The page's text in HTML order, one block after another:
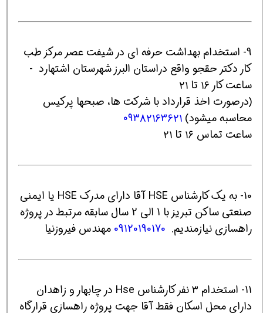
9- استخدام بهداشت حرفه ای در شیفت عصر مرکز طب
کار دکتر حقجو واقع دراستان البرز شهرستان اشتهارد -
ساعت کار ۱۶ تا ۲۱
(درصورت اخذ قرارداد با شرکت ها، صبحها پرکیس
محاسبه میشود) ۰۹۳۸۲۱۶۳۶۲۱
ساعت تماس ۱۶ تا ۲۱
10- به یک کارشناس HSE آقا دارای مدرک HSE یا ایمنی
صنعتی ساکن تبریز با 1 الی 2 سال سابقه مرتبط در پروژه
راهسازی نیازمندیم. 09120190170 مهندس فیروزنیا
11- استخدام ۳ نفر کارشناس Hse در چابهار و زاهدان
دارای محل اسکان فقط آقا جهت پروژه راهسازی قرارگاه